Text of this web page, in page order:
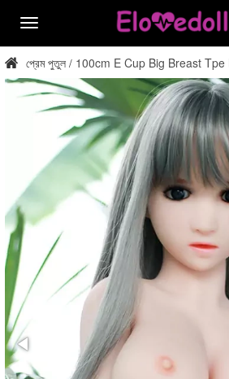
মেনু
প্রেম পুতুল / 100cm E Cup Big Breast Tpe